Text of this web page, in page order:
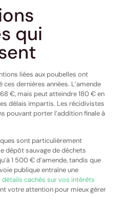
qui
liées aux poubelles ont
dernières années. L’amende
€, mais peut atteindre 180 € en
délais impartis. Les récidivistes
pouvant porter l’addition finale à
sont particulièrement
dépôt sauvage de déchets
1 500 € d’amende, tandis que
publique entraîne une
détails cachés sur vos intérêts
votre attention pour mieux gérer